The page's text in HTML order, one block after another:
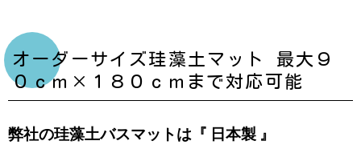
オーダーサイズ珪藻土マット 最大９
０ｃｍ×１８０ｃｍまで対応可能
弊社の珪藻土バスマットは『 日本製 』